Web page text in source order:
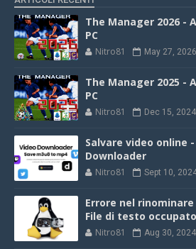
The Manager 2026 -
PC
Nitro81 May 27, 2026
The Manager 2025 -
PC
Nitro81 Dec 15, 2024
Salvare video online
Downloader
Nitro81 Sept 10,
Errore nel
File di testo occupato
Nitro81 Aug 30, 2024